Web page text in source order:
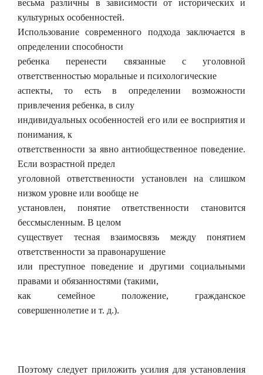
весьма различны в зависимости от исторических и
культурных особенностей.
Использование современного подхода заключается в
определении способности
ребенка перенести связанные с уголовной
ответственностью моральные и психологические
аспекты, то есть в определении возможности
привлечения ребенка, в силу
индивидуальных особенностей его или ее восприятия и
понимания, к
ответственности за явно антиобщественное поведение.
Если возрастной предел
уголовной ответственности установлен на слишком
низком уровне или вообще не
установлен, понятие ответственности становится
бессмысленным. В целом
существует тесная взаимосвязь между понятием
ответственности за правонарушение
или преступное поведение и другими социальными
правами и обязанностями (такими,
как семейное положение, гражданское
совершеннолетие и т. д.).
Поэтому следует приложить усилия для установления